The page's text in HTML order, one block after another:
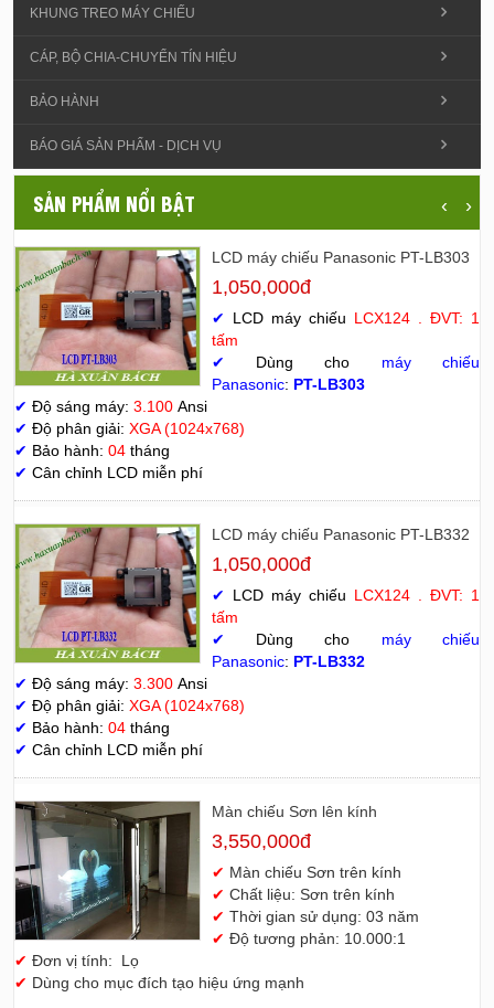
KHUNG TREO MÁY CHIẾU
CÁP, BỘ CHIA-CHUYỂN TÍN HIỆU
BẢO HÀNH
BÁO GIÁ SẢN PHẨM - DỊCH VỤ
SẢN PHẨM NỔI BẬT ‹ ›
LCD máy chiếu Panasonic PT-LB303
1,050,000đ
✔ LCD máy chiếu LCX124 . ĐVT: 1
tấm
✔
Dùng cho máy chiếu
Panasonic: PT-LB303
✔ Độ sáng máy: 3.100 Ansi
✔ Độ phân giải: XGA (1024x768)
✔ Bảo hành: 04 tháng
✔ Cân chỉnh LCD miễn phí
LCD máy chiếu Panasonic PT-LB332
1,050,000đ
✔ LCD máy chiếu LCX124 . ĐVT: 1
tấm
✔
Dùng cho máy chiếu
Panasonic: PT-LB332
✔ Độ sáng máy: 3.300 Ansi
✔ Độ phân giải: XGA (1024x768)
✔ Bảo hành: 04 tháng
✔ Cân chỉnh LCD miễn phí
Màn chiếu Sơn lên kính
3,550,000đ
✔ Màn chiếu Sơn trên kính
✔ Chất liệu: Sơn trên kính
✔ Thời gian sử dụng: 03 năm
✔ Độ tương phản: 10.000:1
✔ Đơn vị tính: Lọ
✔ Dùng cho mục đích tạo hiệu ứng mạnh